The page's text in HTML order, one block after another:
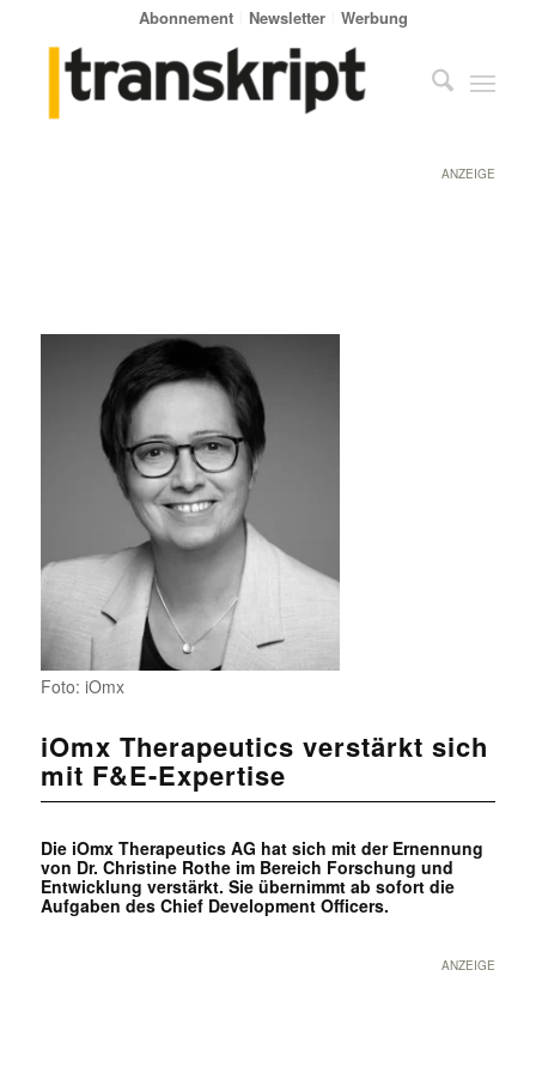
Abonnement Newsletter Werbung
ANZEIGE
Foto: iOmx
iOmx Therapeutics verstärkt sich
mit F&E-Expertise
Die iOmx Therapeutics AG hat sich mit der Ernennung
von Dr. Christine Rothe im Bereich Forschung und
Entwicklung verstärkt. Sie übernimmt ab sofort die
Aufgaben des Chief Development Officers.
ANZEIGE